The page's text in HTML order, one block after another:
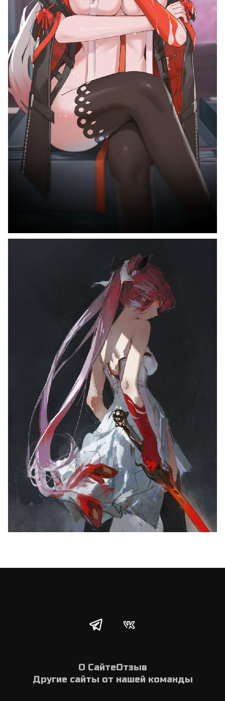
О СайтеОтзыв
Другие сайты от нашей команды